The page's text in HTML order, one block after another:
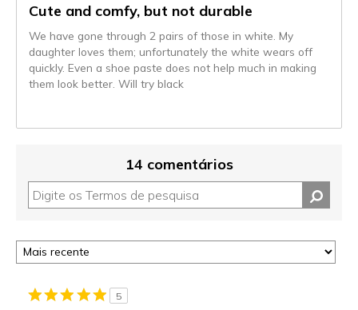
Cute and comfy, but not durable
We have gone through 2 pairs of those in white. My
daughter loves them; unfortunately the white wears off
quickly. Even a shoe paste does not help much in making
them look better. Will try black
14 comentários
5